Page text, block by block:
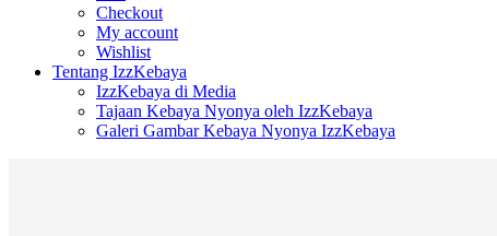
Checkout
My account
Wishlist
Tentang IzzKebaya
IzzKebaya di Media
Tajaan Kebaya Nyonya oleh IzzKebaya
Galeri Gambar Kebaya Nyonya IzzKebaya